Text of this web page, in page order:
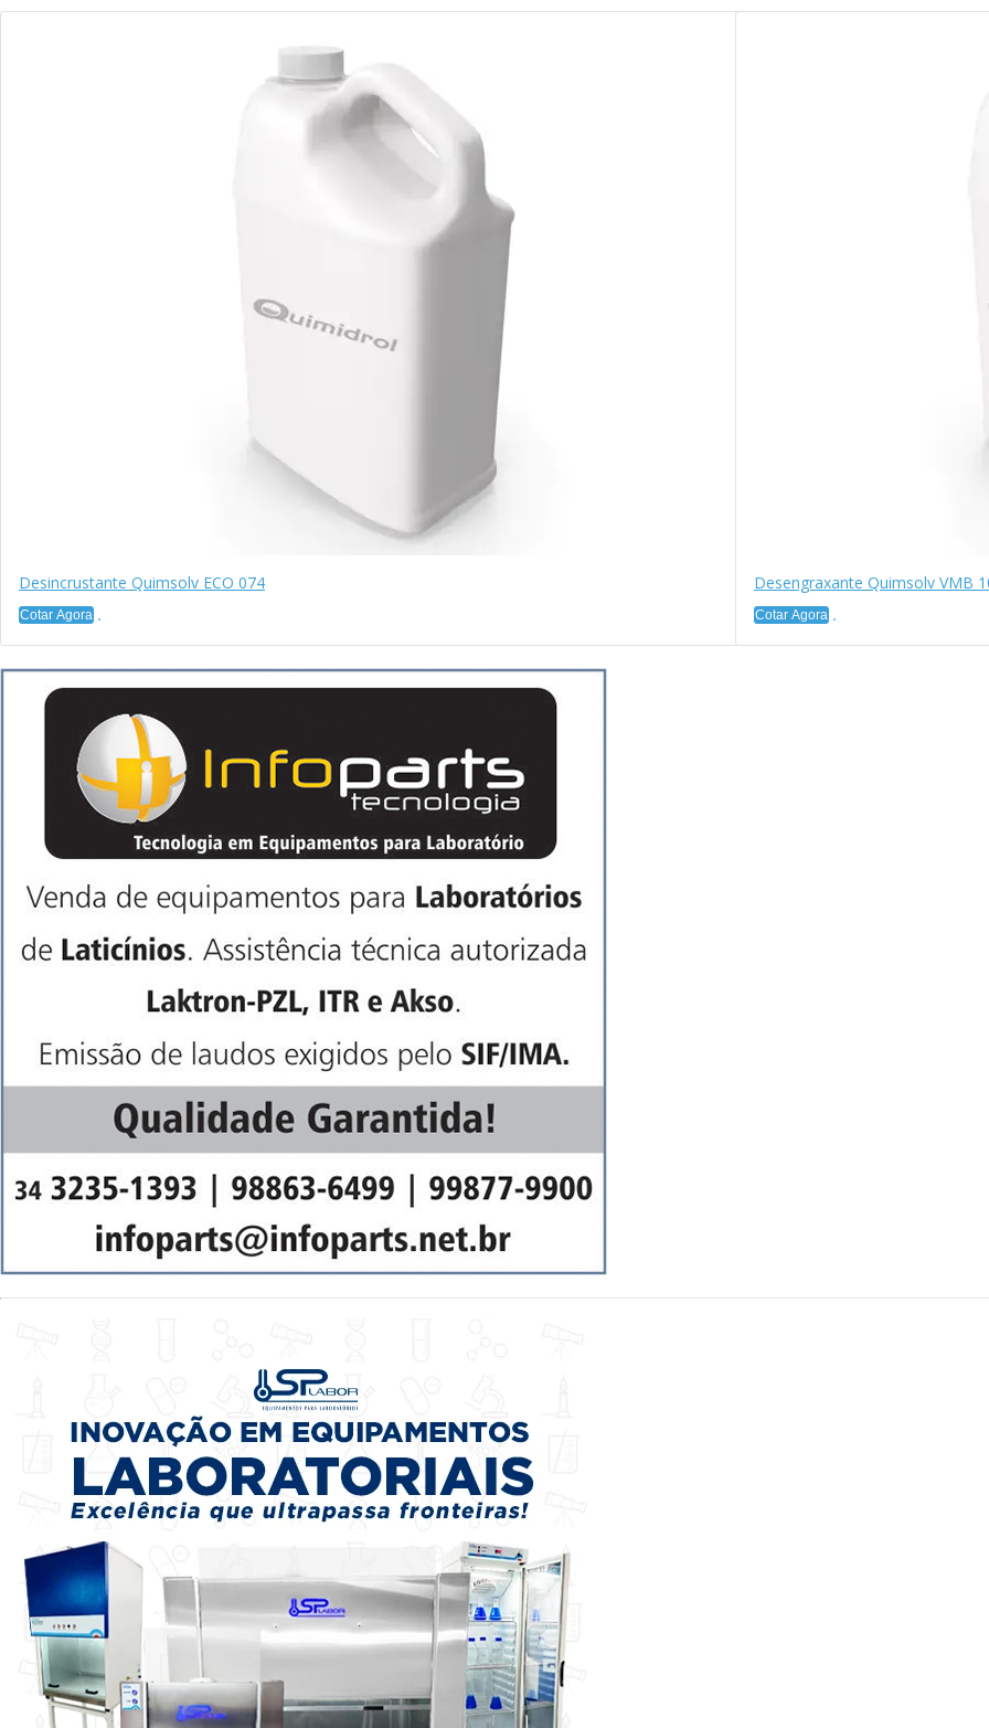
Desincrustante Quimsolv ECO 074
Cotar Agora
Desengraxante Quimsolv VMB
Cotar Agora